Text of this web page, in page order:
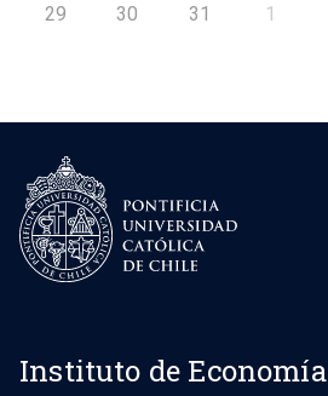
29 30 31 1
Instituto de Economía